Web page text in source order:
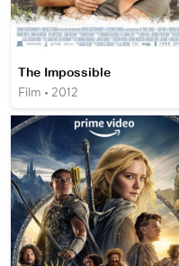
The Impossible
Film • 2012